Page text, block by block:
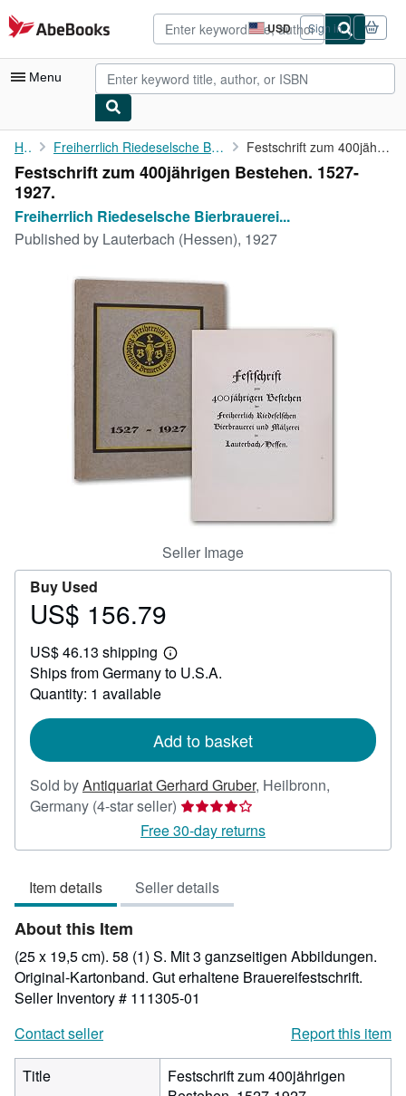
Skip to main content
AbeBooks.com USD
Site
shopping
preferences
Sign in
Menu
My Account
My Purchases
Advanced Search
Browse Collections
Rare Books
Art & Collectibles
Textbooks
Start Selling
Home Freiherrlich Riedeselsche Bierbrauerei und Mälzerei (Hrsg.) Festschrift zum 400jährigen Bestehen. 1527-1927.
Festschrift zum 400jährigen Bestehen. 1527-
1927.
Freiherrlich Riedeselsche Bierbrauerei...
Published by Lauterbach (Hessen), 1927
Seller Image
Buy Used
Price
156.79
US$ 156.79
US$ 46.13 shipping
Learn
more
Ships from Germany to U.S.A.
Quantity: 1 available
Add to basket
Sold byAntiquariat Gerhard Gruber, Heilbronn,
Germany (4-star seller) Seller
rating
4
of
5
Free 30-day returns
Item details Seller details
About this Item
(25 x 19,5 cm). 58 (1) S. Mit 3 ganzseitigen Abbildungen.
Original-Kartonband. Gut erhaltene Brauereifestschrift.
Seller Inventory # 111305-01
Contact seller
Report this item
Title
Festschrift zum 400jährigen